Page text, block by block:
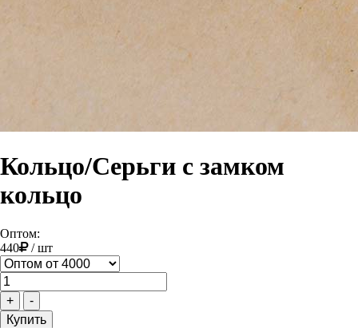
Кольцо/Серьги с замком
кольцо
Оптом:
440
/шт
+ -